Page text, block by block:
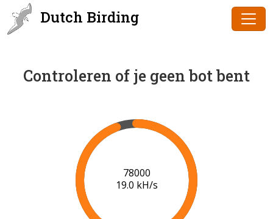
Dutch Birding
Controleren of je geen bot bent
80000
19.2 kH/s